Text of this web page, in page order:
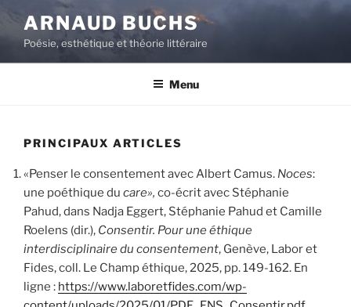
contenu
principal
ARNAUD BUCHS
Poésie, esthétique et théorie littéraire
Menu
PRINCIPAUX ARTICLES
«Penser le consentement avec Albert Camus. Noces:
une poéthique du care», co-écrit avec Stéphanie
Pahud, dans Nadja Eggert, Stéphanie Pahud et Camille
Roelens (dir.), Consentir. Pour une éthique
interdisciplinaire du consentement, Genève, Labor et
Fides, coll. Le Champ éthique, 2025, pp. 149-162. En
ligne : https://www.laboretfides.com/wp-